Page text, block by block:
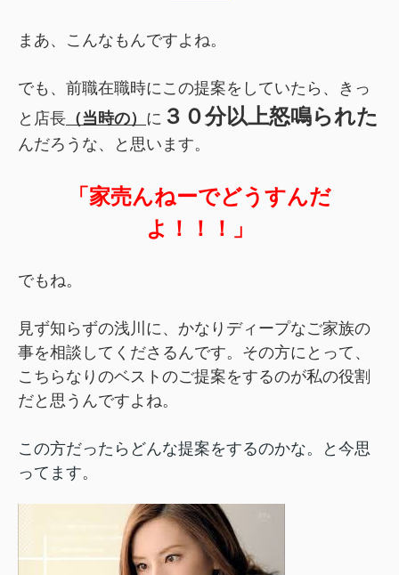
まあ、こんなもんですよね。
でも、前職在職時にこの提案をしていたら、きっ
と店長 （当時の） に ３０分以上怒鳴られた
んだろうな、と思います。
「家売んねーでどうすんだ
よ！！！」
でもね。
見ず知らずの浅川に、かなりディープなご家族の
事を相談してくださるんです。その方にとって、
こちらなりのベストのご提案をするのが私の役割
だと思うんですよね。
この方だったらどんな提案をするのかな。と今思
ってます。